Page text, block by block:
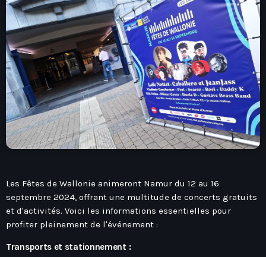
play_arrow Seven Ile-De-France
Love Like Fun
News
keyboard_arrow_down
Auvergne-Rhône-Alpes
Bretagne
Centre-Val De Loire
Corse
Grand-Est
Podcasts
Mixstation
L’équipe
Contact
Les Fêtes de Wallonie animeront Namur du 12 au 16
septembre 2024, offrant une multitude de concerts gratuits
et d'activités. Voici les informations essentielles pour
profiter pleinement de l'événement :
Transports et stationnement :